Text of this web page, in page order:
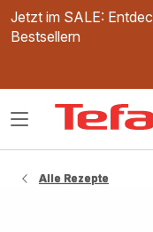
Jetzt im SALE:
Bestsellern
Das
Alle Rezepte